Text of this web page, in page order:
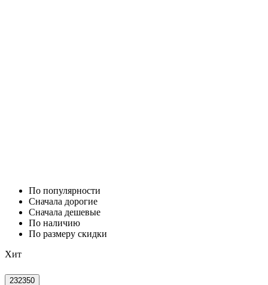
По популярности
Cначала дорогие
Cначала дешевые
По наличию
По размеру скидки
Хит
232350